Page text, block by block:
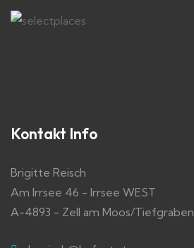
Kontakt Info
Brigitte Reisch
Am Irrsee 46 - Irrsee WEST
A-4893 - Zell am Moos/Tiefgraben